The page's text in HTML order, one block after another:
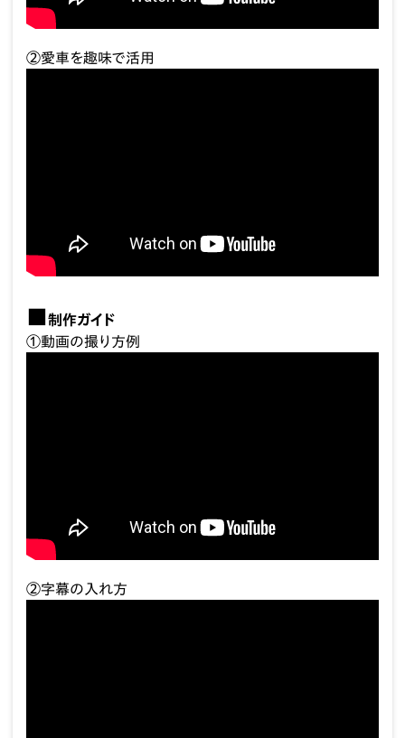
②愛車を趣味で活用
制作ガイド
①動画の撮り方例
②字幕の入れ方